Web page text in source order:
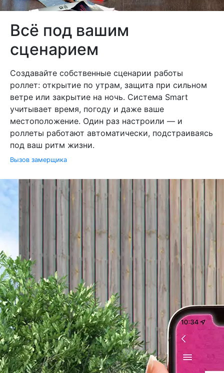
Всё под вашим
сценарием
Создавайте собственные сценарии работы
роллет: открытие по утрам, защита при сильном
ветре или закрытие на ночь. Система Smart
учитывает время, погоду и даже ваше
местоположение. Один раз настроили — и
роллеты работают автоматически, подстраиваясь
под ваш ритм жизни.
Вызов замерщика